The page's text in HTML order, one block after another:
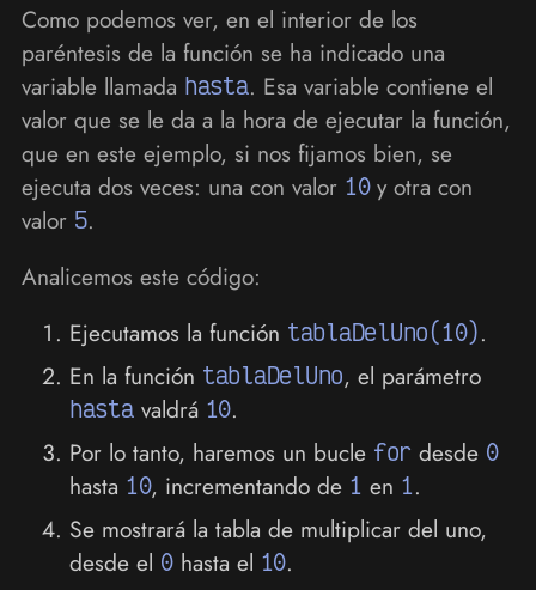
Como podemos ver, en el interior de los
paréntesis de la función se ha indicado una
variable llamada hasta. Esa variable contiene el
valor que se le da a la hora de ejecutar la función,
que en este ejemplo, si nos fijamos bien, se
ejecuta dos veces: una con valor 10y otra con
valor 5.
Analicemos este código:
Ejecutamos la función tablaDelUno(10).
En la función tablaDelUno, el parámetro
hastavaldrá 10.
Por lo tanto, haremos un bucle for desde 0
hasta 10, incrementando de 1 en 1.
Se mostrará la tabla de multiplicar del uno,
desde el 0hasta el 10.